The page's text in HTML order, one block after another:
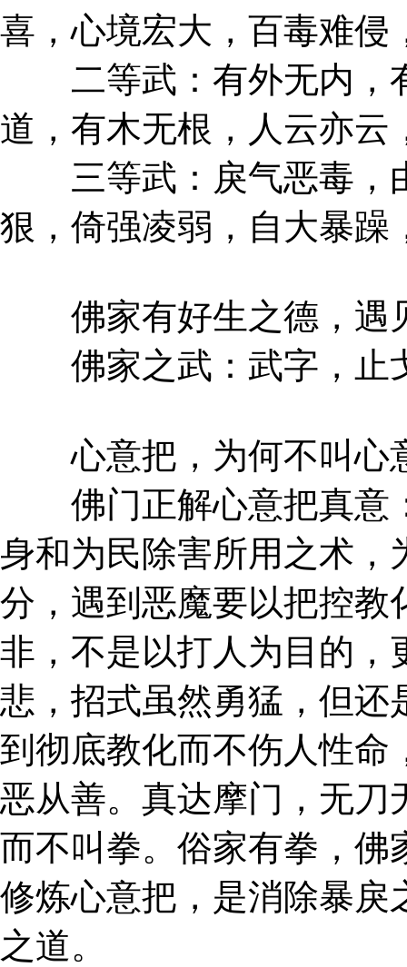
喜，心境宏大，百毒难侵
二等武：有外无内，
道，有木无根，人云亦云
三等武：戾气恶毒，
狠，倚强凌弱，自大暴躁
佛家有好生之德，遇
佛家之武：武字，止
心意把，为何不叫心
佛门正解心意把真意
身和为民除害所用之术，
分，遇到恶魔要以把控教
非，不是以打人为目的，
悲，招式虽然勇猛，但还
到彻底教化而不伤人性命
恶从善。真达摩门，无刀
而不叫拳。俗家有拳，佛
修炼心意把，是消除暴戾
之道。